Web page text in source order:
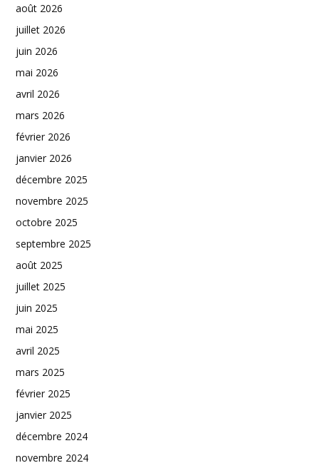
août 2026
juillet 2026
juin 2026
mai 2026
avril 2026
mars 2026
février 2026
janvier 2026
décembre 2025
novembre 2025
octobre 2025
septembre 2025
août 2025
juillet 2025
juin 2025
mai 2025
avril 2025
mars 2025
février 2025
janvier 2025
décembre 2024
novembre 2024